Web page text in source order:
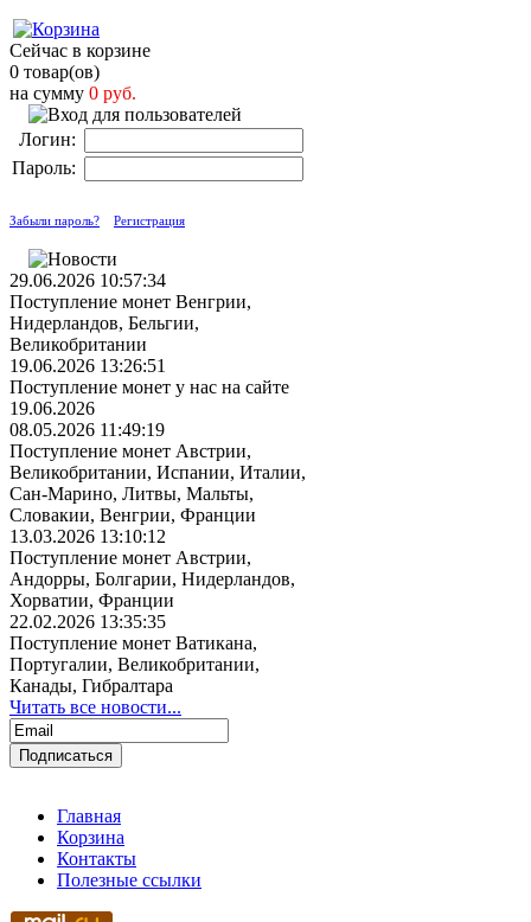
Сейчас в корзине
0 товар(ов)
на сумму 0 руб.
Логин:
Пароль:
Забыли пароль? Регистрация
29.06.2026 10:57:34
Поступление монет Венгрии,
Нидерландов, Бельгии,
Великобритании
19.06.2026 13:26:51
Поступление монет у нас на сайте
19.06.2026
08.05.2026 11:49:19
Поступление монет Австрии,
Великобритании, Испании, Италии,
Сан-Марино, Литвы, Мальты,
Словакии, Венгрии, Франции
13.03.2026 13:10:12
Поступление монет Австрии,
Андорры, Болгарии, Нидерландов,
Хорватии, Франции
22.02.2026 13:35:35
Поступление монет Ватикана,
Португалии, Великобритании,
Канады, Гибралтара
Читать все новости...
Главная
Корзина
Контакты
Полезные ссылки